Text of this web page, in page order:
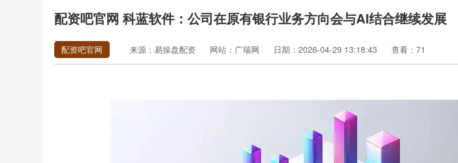
配资吧官网 科蓝软件：公司在原有银行业务方向会与AI结合继续发展
配资吧官网 来源：易操盘配资 网站：广瑞网 日期：2026-04-29 13:18:43 查看：71